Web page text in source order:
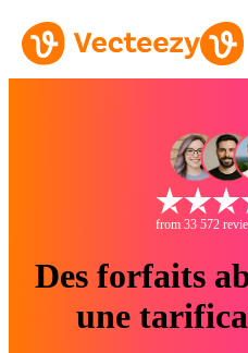
from 33 572
Des forfaits
une